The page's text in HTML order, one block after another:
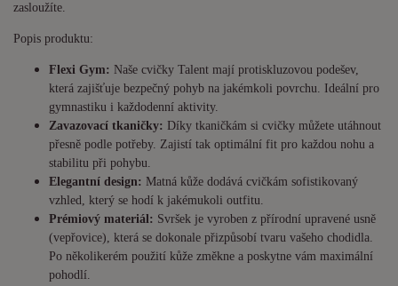
zasloužíte.
Popis produktu:
Flexi Gym: Naše cvičky Talent mají protiskluzovou podešev,
která zajišťuje bezpečný pohyb na jakémkoli povrchu. Ideální pro
gymnastiku i každodenní aktivity.
Zavazovací tkaničky: Díky tkaničkám si cvičky můžete utáhnout
přesně podle potřeby. Zajistí tak optimální fit pro každou nohu a
stabilitu při pohybu.
Elegantní design: Matná kůže dodává cvičkám sofistikovaný
vzhled, který se hodí k jakémukoli outfitu.
Prémiový materiál: Svršek je vyroben z přírodní upravené usně
(vepřovice), která se dokonale přizpůsobí tvaru vašeho chodidla.
Po několikerém použití kůže změkne a poskytne vám maximální
pohodlí.